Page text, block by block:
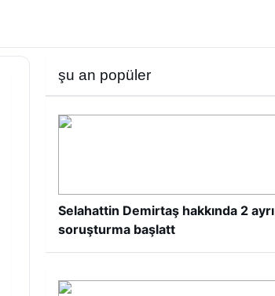
şu an popüler
Selahattin Demirtaş hakkında 2 ayrı
soruşturma başlatt